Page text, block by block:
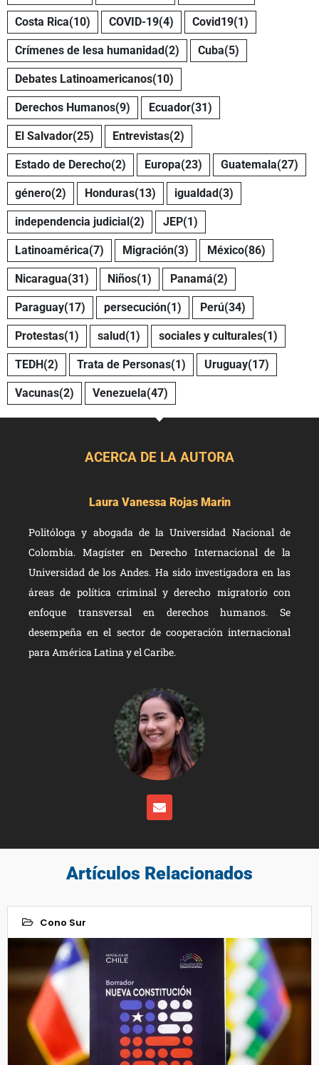
Costa Rica(10) COVID-19(4) Covid19(1)
Crímenes de lesa humanidad (2) Cuba(5)
Debates Latinoamericanos(10)
Derechos Humanos(9) Ecuador(31)
El Salvador(25) Entrevistas(2)
Estado de Derecho(2) Europa(23) Guatemala(27)
género(2) Honduras(13) igualdad (3)
independencia judicial (2) JEP(1)
Latinoamérica(7) Migración(3) México(86)
Nicaragua(31) Niños(1) Panamá(2)
Paraguay(17) persecución(1) Perú(34)
Protestas(1) salud (1) sociales y culturales(1)
TEDH (2) Trata de Personas(1) Uruguay(17)
Vacunas(2) Venezuela(47)
ACERCA DE LA AUTORA
Laura Vanessa Rojas Marin
Politóloga y abogada de la Universidad Nacional de
Colombia. Magíster en Derecho Internacional de la
Universidad de los Andes. Ha sido investigadora en las
áreas de política criminal y derecho migratorio con
enfoque transversal en derechos humanos. Se
desempeña en el sector de cooperación internacional
para América Latina y el Caribe.
Artículos Relacionados
Cono Sur
23
Ago 2022